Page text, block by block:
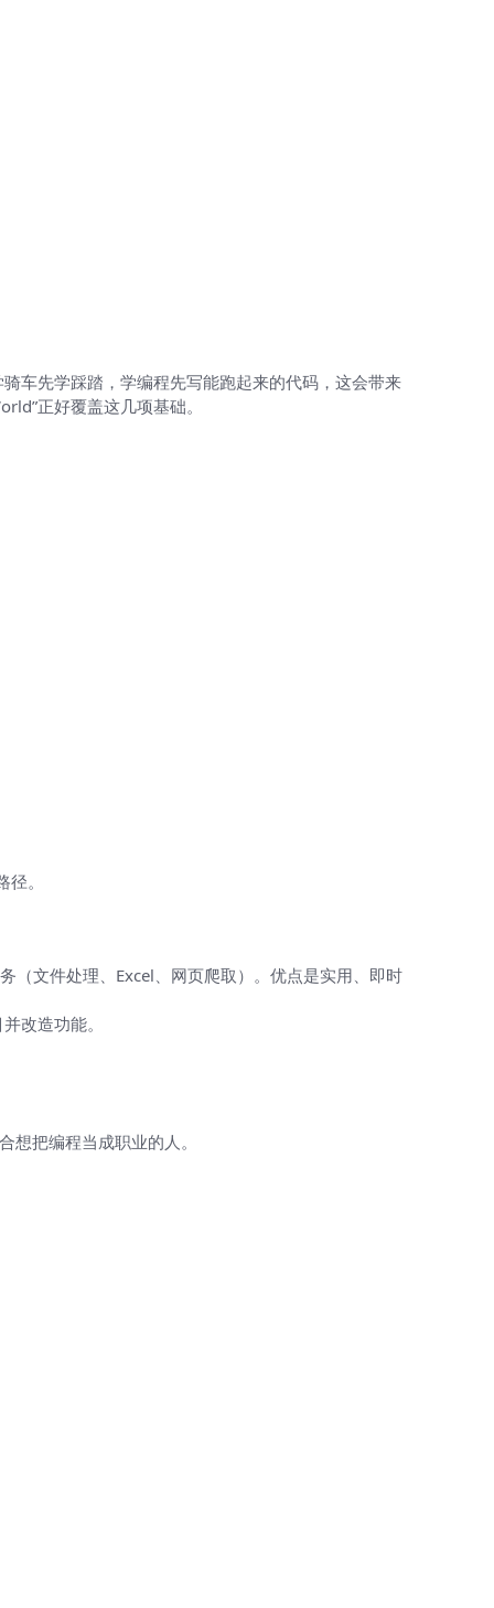
车先学踩踏，学编程先写能跑起来的代码，这会带来
正好覆盖这几项基础。
。
文件处理、Excel、网页爬取）。优点是实用、即时
改造功能。
把编程当成职业的人。